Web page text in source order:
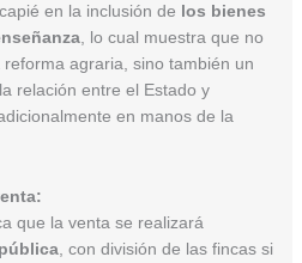
en la inclusión de los bienes
, lo cual muestra que no
agraria, sino también un
relación entre el Estado y
en manos de la
que la venta se realizará
, con división de las fincas si